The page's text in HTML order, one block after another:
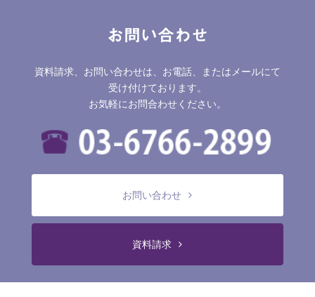
お問い合わせ
資料請求、お問い合わせは、お電話、またはメールにて
受け付けております。
お気軽にお問合わせください。
お問い合わせ
資料請求